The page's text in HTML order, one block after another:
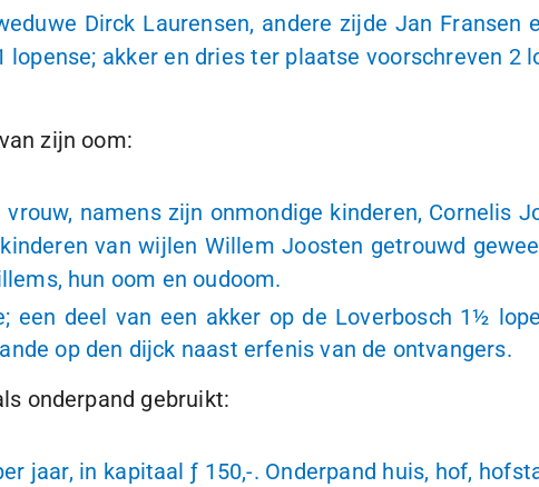
Dirck Laurensen, andere zijde Jan Fransen
lopense; akker en dries ter plaatse voorschreven 2
zijn oom:
namens zijn onmondige kinderen, Cornelis
van wijlen Willem Joosten getrouwd
hun oom en oudoom.
; een deel van een akker op de Loverbosch 1½
op den dijck naast erfenis van de ontvangers.
onderpand gebruikt:
jaar, in kapitaalƒ 150,-. Onderpand huis, hof,